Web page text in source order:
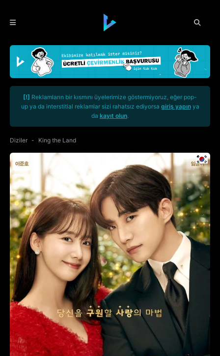
[!] Reklamların bir kısmını üyelerimize göstermiyoruz, eğer pop-
up ya da interstitial reklamlar sizi rahatsız ediyorsa giriş yapınya
da kayıt olun.
Diziler King the Land